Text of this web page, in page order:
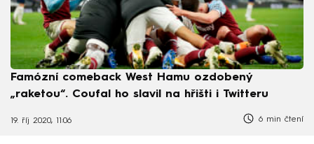
Famózní comeback West Hamu ozdobený
„raketou“. Coufal ho slavil na hřišti i Twitteru
19. říj 2020, 11:06 6 min čtení